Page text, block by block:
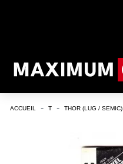
ACCUEIL T THOR (LUG / SEMIC)